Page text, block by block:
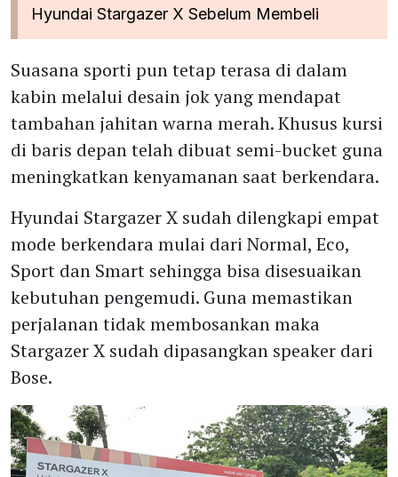
Hyundai Stargazer X Sebelum Membeli
Suasana sporti pun tetap terasa di dalam
kabin melalui desain jok yang mendapat
tambahan jahitan warna merah. Khusus kursi
di baris depan telah dibuat semi-bucket guna
meningkatkan kenyamanan saat berkendara.
Hyundai Stargazer X sudah dilengkapi empat
mode berkendara mulai dari Normal, Eco,
Sport dan Smart sehingga bisa disesuaikan
kebutuhan pengemudi. Guna memastikan
perjalanan tidak membosankan maka
Stargazer X sudah dipasangkan speaker dari
Bose.